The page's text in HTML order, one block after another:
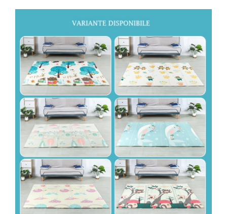
Consumabile slefuitoare electrice
Slefuitoare electrice cu banda
Slefuitoare excentrice
Slefuitoare pe vibratii
Fierastraie electrice
Consumabile fierastraie electrice
pendulare
Fierastraie electrice circulare de
mana
Fierastraie electrice circulare
stationare
Fierastraie electrice pendulare
verticale
Fierastraie pendulare electrice
Masini debitat si prelucrare lemn